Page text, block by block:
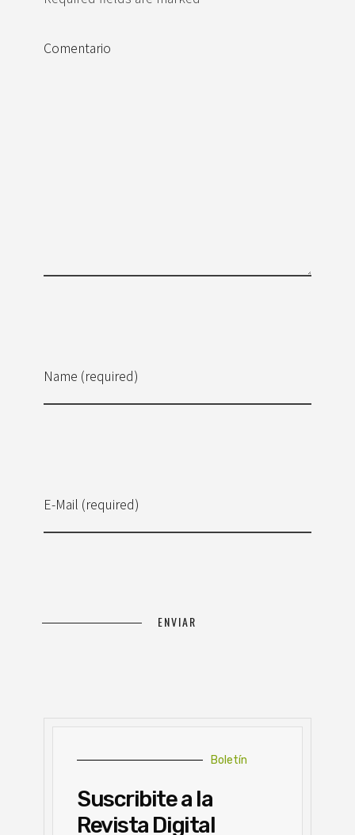
Name (required)
E-Mail (required)
Comentario
Boletín
Suscribite a la
Revista Digital